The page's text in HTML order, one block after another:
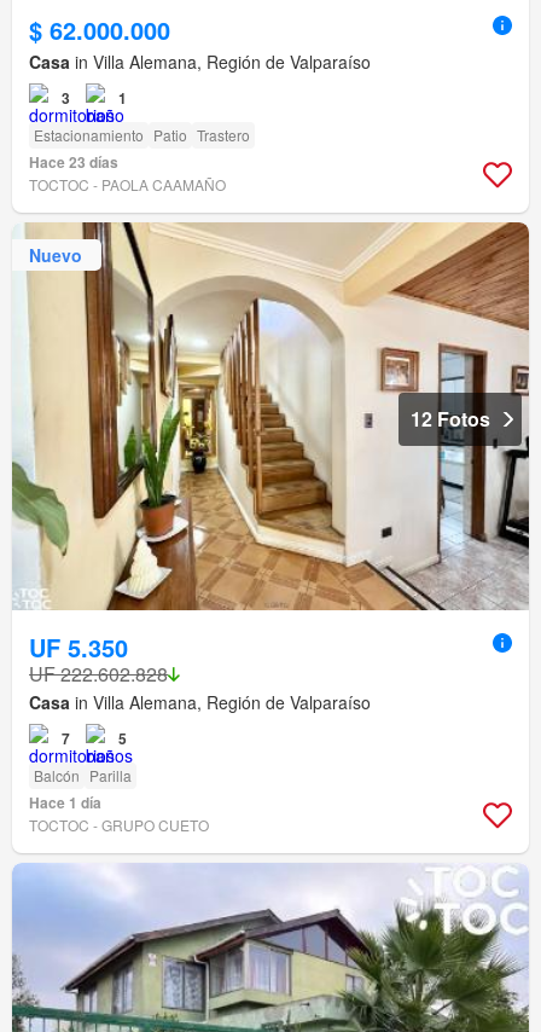
$ 62.000.000
Casa in Villa Alemana, Región de Valparaíso
3 1
Estacionamiento Patio Trastero
Hace 23 días
TOCTOC - PAOLA CAAMAÑO
Nuevo
12 Fotos
UF 5.350
UF 222.602.828
Casa in Villa Alemana, Región de Valparaíso
7 5
Balcón Parilla
Hace 1 día
TOCTOC - GRUPO CUETO